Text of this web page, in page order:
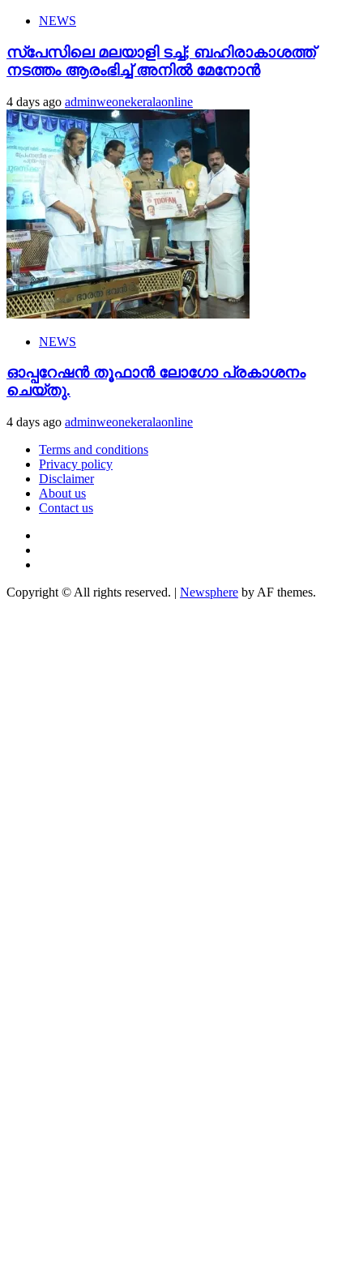
NEWS
സ്‌പേസിലെ മലയാളി ടച്ച്; ബഹിരാകാശത്ത്
നടത്തം ആരംഭിച്ച് അനില്‍ മേനോന്‍
4 days ago adminweonekeralaonline
NEWS
ഓപ്പറേഷൻ തൂഫാൻ ലോഗോ പ്രകാശനം
ചെയ്തു.
4 days ago adminweonekeralaonline
Terms and conditions
Privacy policy
Disclaimer
About us
Contact us
Copyright © All rights reserved. | Newsphere by AF themes.